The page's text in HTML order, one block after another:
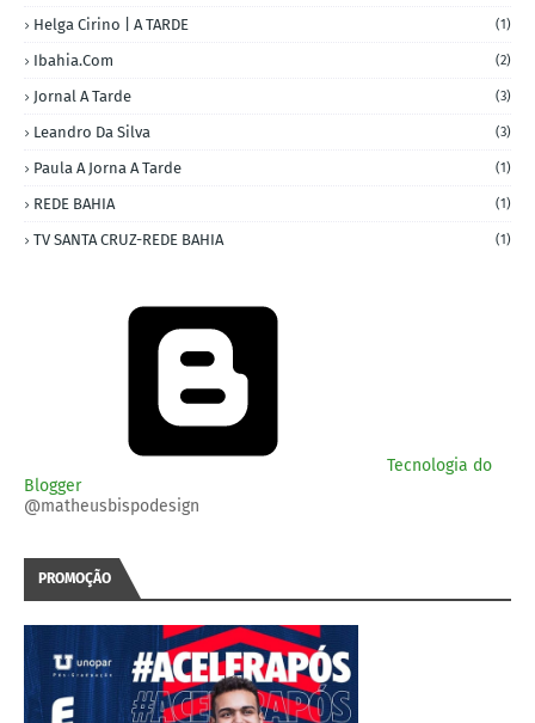
Helga Cirino | A TARDE (1)
Ibahia.com (2)
Jornal A Tarde (3)
Leandro Da Silva (3)
Paula A Jorna A Tarde (1)
REDE BAHIA (1)
TV SANTA CRUZ-REDE BAHIA (1)
Tecnologia do
Blogger
@matheusbispodesign
PROMOÇÃO